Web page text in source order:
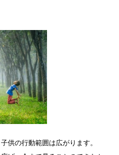
供の行動範囲は広がります。